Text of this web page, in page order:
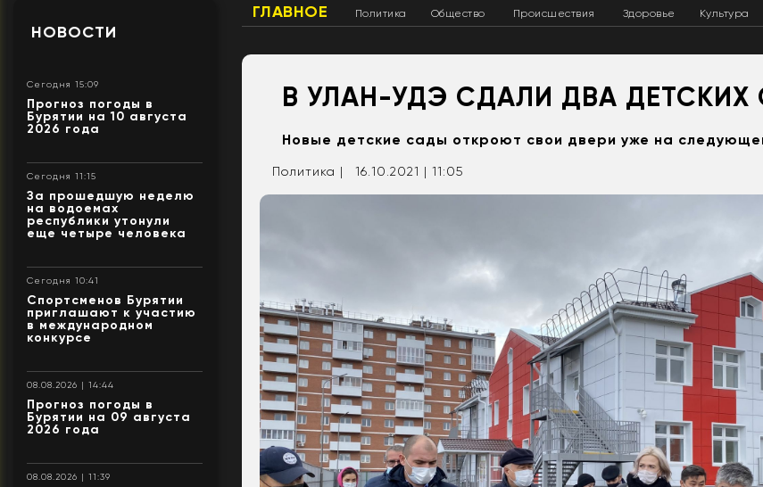
НОВОСТИ
Сегодня 15:09
Прогноз погоды в
Бурятии на 10 августа
2026 года
Сегодня 11:15
За прошедшую неделю
на водоемах
республики утонули
еще четыре человека
Сегодня 10:41
Спортсменов Бурятии
приглашают к участию
в международном
конкурсе
08.08.2026 | 14:44
Прогноз погоды в
Бурятии на 09 августа
2026 года
08.08.2026 | 11:39
ГЛАВНОЕ Политика Общество Происшествия Здоровье Культура
В УЛАН-УДЭ СДАЛИ ДВА ДЕТСКИХ
Новые детские сады откроют свои двери уже на
Политика | 16.10.2021 | 11:05